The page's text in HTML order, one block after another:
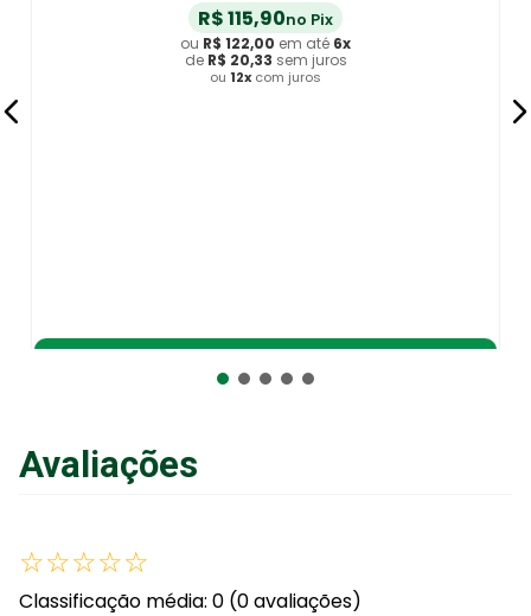
R$115,90no Pix
ou R$ 122,00 em até 6x
de R$ 20,33 sem juros
ou 12x com juros
Avaliações
☆☆☆☆☆
Classificação média: 0 (0 avaliações)